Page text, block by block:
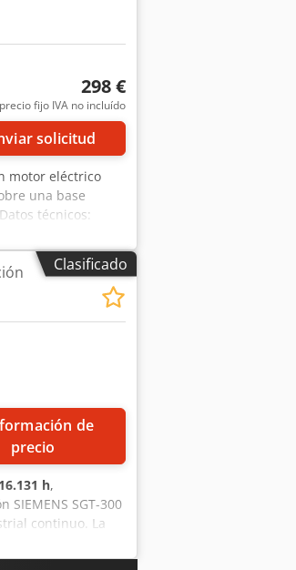
298 €
precio fijo IVA no incluído
solicitud
motor eléctrico
una base
técnicos:
aprox.
montaje: B3
funcional desde
está dañado
Clasificado
precio
h,
SGT-300
continuo. La
de
capaz de